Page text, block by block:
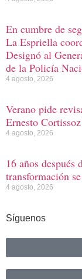
En cumbre de
La Espriella
Designó al
de la Policía
4 agosto, 2026
Verano pide
Ernesto
4 agosto, 2026
16 años
transformación
4 agosto, 2026
Síguenos